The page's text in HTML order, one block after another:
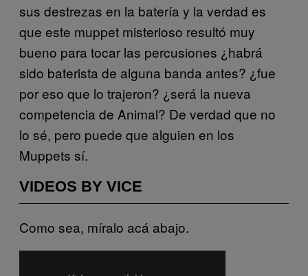
sus destrezas en la batería y la verdad es
que este muppet misterioso resultó muy
bueno para tocar las percusiones ¿habrá
sido baterista de alguna banda antes? ¿fue
por eso que lo trajeron? ¿será la nueva
competencia de Animal? De verdad que no
lo sé, pero puede que alguien en los
Muppets sí.
VIDEOS BY VICE
Como sea, míralo acá abajo.